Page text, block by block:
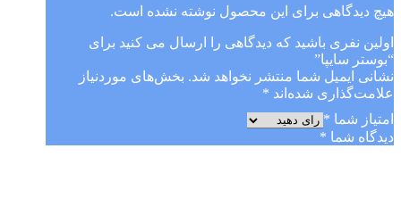
هیچ دیدگاهی برای این محصول نوشته نشده است.
اولین نفری باشید که دیدگاهی را ارسال می کنید برای
“بوستر سایپا”
نشانی ایمیل شما منتشر نخواهد شد. بخش‌های موردنیاز
علامت‌گذاری شده‌اند *
امتیاز شما *
دیدگاه شما *